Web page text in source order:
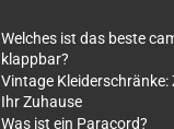
Welches ist das beste
klappbar?
Vintage Kleiderschränke:
Ihr Zuhause
Was ist ein Paracord?